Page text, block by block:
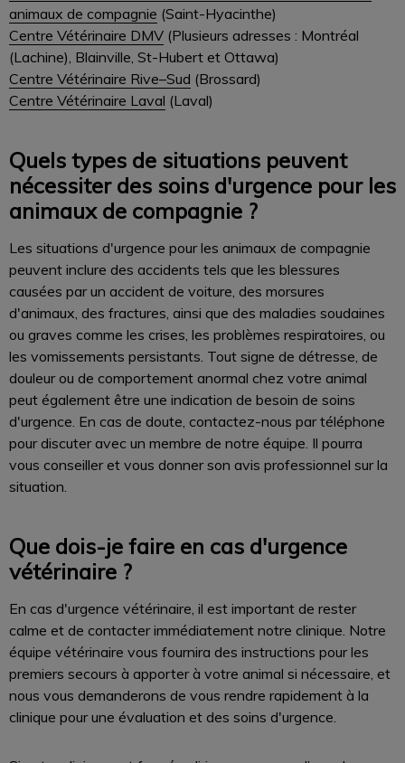
animaux de compagnie (Saint-Hyacinthe)
Centre Vétérinaire DMV (Plusieurs adresses : Montréal
(Lachine), Blainville, St-Hubert et Ottawa)
Centre Vétérinaire Rive–Sud (Brossard)
Centre Vétérinaire Laval (Laval)
Quels types de situations peuvent
nécessiter des soins d'urgence pour les
animaux de compagnie ?
Les situations d'urgence pour les animaux de compagnie
peuvent inclure des accidents tels que les blessures
causées par un accident de voiture, des morsures
d'animaux, des fractures, ainsi que des maladies soudaines
ou graves comme les crises, les problèmes respiratoires, ou
les vomissements persistants. Tout signe de détresse, de
douleur ou de comportement anormal chez votre animal
peut également être une indication de besoin de soins
d'urgence. En cas de doute, contactez-nous par téléphone
pour discuter avec un membre de notre équipe. Il pourra
vous conseiller et vous donner son avis professionnel sur la
situation.
Que dois-je faire en cas d'urgence
vétérinaire ?
En cas d'urgence vétérinaire, il est important de rester
calme et de contacter immédiatement notre clinique. Notre
équipe vétérinaire vous fournira des instructions pour les
premiers secours à apporter à votre animal si nécessaire, et
nous vous demanderons de vous rendre rapidement à la
clinique pour une évaluation et des soins d'urgence.